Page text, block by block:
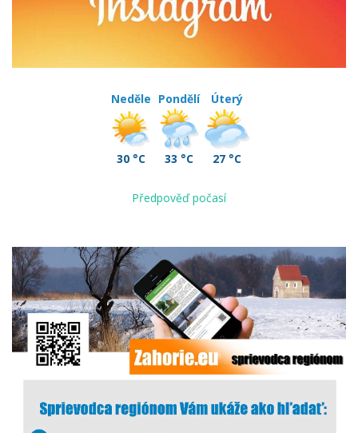
Neděle
30 °C
Pondělí
33 °C
Úterý
27 °C
Předpověď počasí